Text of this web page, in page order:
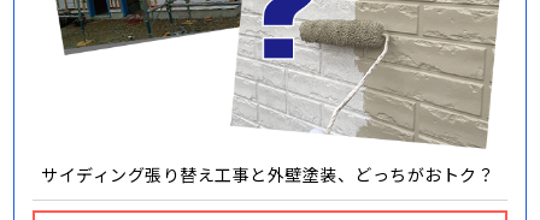
サイディング張り替え工事と外壁塗装、どっちがおトク？